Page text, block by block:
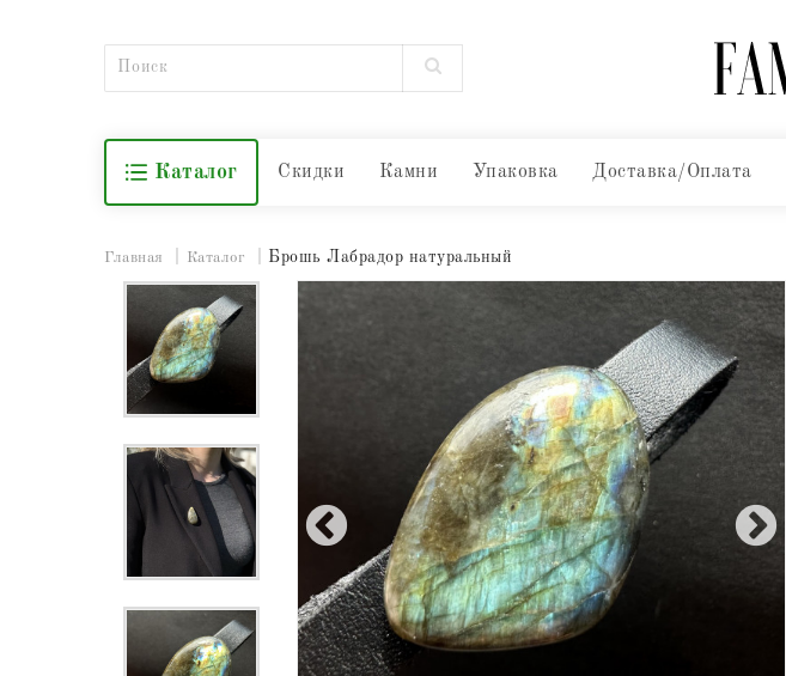
Каталог Скидки Камни Упаковка Доставка/Оплата
Главная Каталог Брошь Лабрадор натуральный